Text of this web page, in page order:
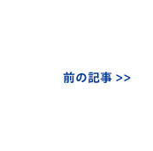
前の記事 >>